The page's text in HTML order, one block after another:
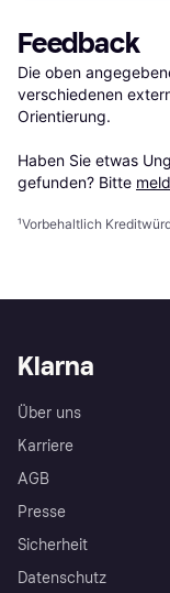
Feedback
Die oben
verschiedenen
Orientierung.
Haben Sie etwas
gefunden? Bitte
¹Vorbehaltlich
Klarna
Über uns
Karriere
AGB
Presse
Sicherheit
Datenschutz